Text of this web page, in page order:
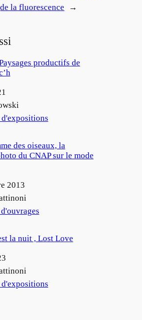
de la fluorescence
→
productifs de
des oiseaux, la
du CNAP sur le mode
2013
la nuit , Lost Love